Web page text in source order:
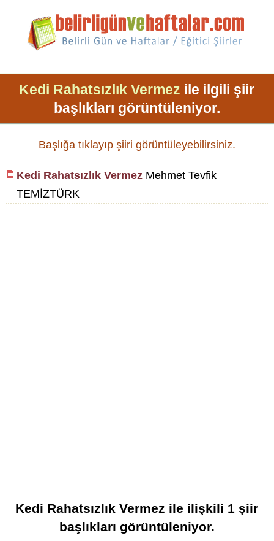
Kedi Rahatsızlık Vermez ile ilgili şiir
başlıkları görüntüleniyor.
Başlığa tıklayıp şiiri görüntüleyebilirsiniz.
Kedi Rahatsızlık VermezMehmet Tevfik
TEMİZTÜRK
Kedi Rahatsızlık Vermez ile ilişkili 1 şiir
başlıkları görüntüleniyor.